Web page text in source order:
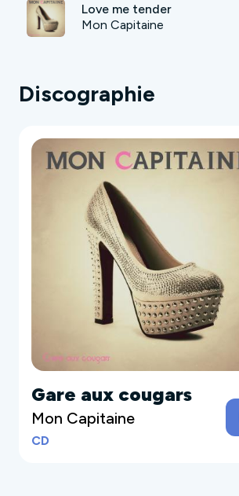
Love me tender
Mon Capitaine
Discographie
Gare aux cougars
Mon Capitaine
CD